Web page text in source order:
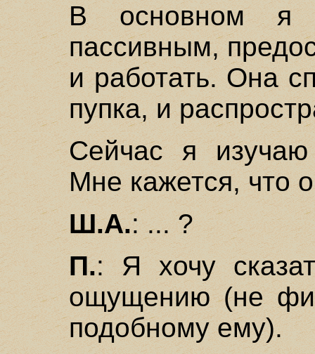
В основном я
пассивным,
и работать. Она
пупка, и
Сейчас я
Мне кажется, что
Ш.А.: ... ?
П.: Я хочу
ощущению (не
подобному ему).